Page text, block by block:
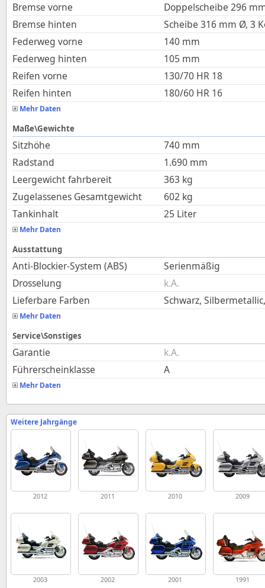
Bremse vorne
Doppelscheibe 296
Bremse hinten
Scheibe 316 mm Ø, 3
Federweg vorne
140 mm
Federweg hinten
105 mm
Reifen vorne
130/70 HR 18
Reifen hinten
180/60 HR 16
Mehr Daten
Maße\Gewichte
Sitzhöhe 740 mm
Radstand
1.690 mm
Leergewicht fahrbereit
363 kg
Zugelassenes Gesamtgewicht
602 kg
Tankinhalt
25 Liter
Mehr Daten
Ausstattung
Anti-Blockier-System (ABS)
Serienmäßig
Drosselung
k.A.
Lieferbare Farben
Schwarz,
Mehr Daten
Service\Sonstiges
Garantie
k.A.
Führerscheinklasse
A
Mehr Daten
Weitere Jahrgänge
2012 2011 2010 2009
2003 2002 2001 1991